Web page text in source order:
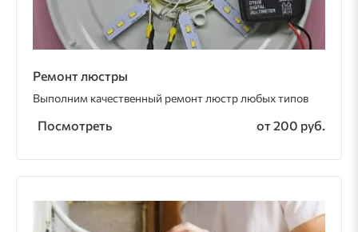
Ремонт люстры
Выполним качественный ремонт люстр любых типов
Посмотреть от 200 руб.